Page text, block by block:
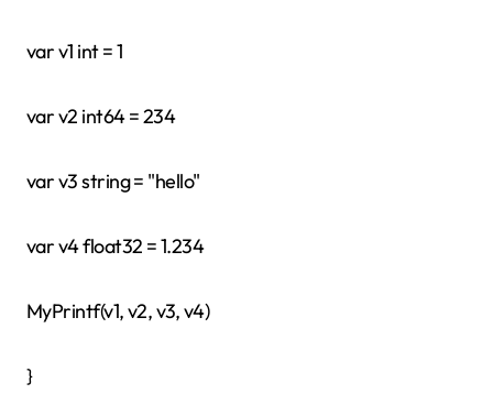
var v1 int = 1
var v2 int64 = 234
var v3 string = "hello"
var v4 float32 = 1.234
MyPrintf(v1, v2, v3, v4)
}